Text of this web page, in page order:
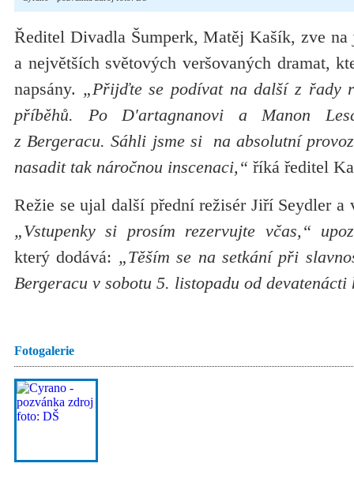
Ředitel Divadla Šumperk, Matěj Kašík, zve na
a největších světových veršovaných dramat,
napsány. „Přijďte se podívat na další z řady
příběhů. Po D'artagnanovi a Manon
z Bergeracu. Sáhli jsme si na absolutní
nasadit tak náročnou inscenaci,“ říká ředitel
Režie se ujal další přední režisér Jiří Seydler
„Vstupenky si prosím rezervujte včas,“
který dodává: „Těším se na setkání při
Bergeracu v sobotu 5. listopadu od devatenácti
Fotogalerie